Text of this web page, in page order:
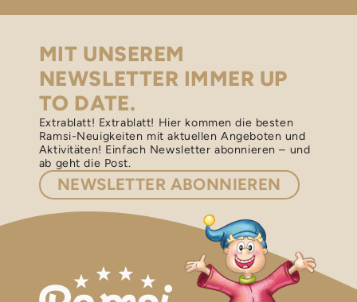
MIT UNSEREM
NEWSLETTER IMMER UP
TO DATE.
Extrablatt! Extrablatt! Hier kommen die besten
Ramsi-Neuigkeiten mit aktuellen Angeboten und
Aktivitäten! Einfach Newsletter abonnieren – und
ab geht die Post.
NEWSLETTER ABONNIEREN